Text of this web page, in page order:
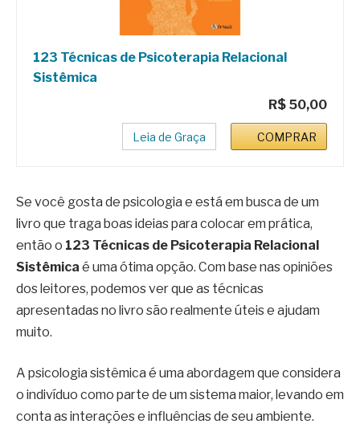
123 Técnicas de Psicoterapia Relacional
Sistêmica
R$ 50,00
Leia de Graça COMPRAR
Se você gosta de psicologia e está em busca de um
livro que traga boas ideias para colocar em prática,
então o 123 Técnicas de Psicoterapia Relacional
Sistêmica é uma ótima opção. Com base nas opiniões
dos leitores, podemos ver que as técnicas
apresentadas no livro são realmente úteis e ajudam
muito.
A psicologia sistêmica é uma abordagem que considera
o indivíduo como parte de um sistema maior, levando em
conta as interações e influências de seu ambiente.